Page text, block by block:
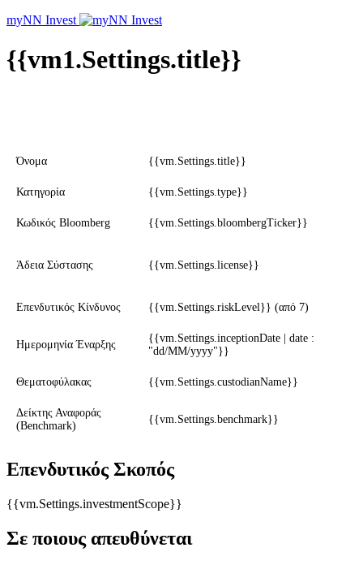
myNN Invest
{{vm1.Settings.title}}
Όνομα {{vm.Settings.title}}
Κατηγορία {{vm.Settings.type}}
Κωδικός Bloomberg {{vm.Settings.bloombergTicker}}
Άδεια Σύστασης {{vm.Settings.license}}
Επενδυτικός Κίνδυνος {{vm.Settings.riskLevel}} (από 7)
Ημερομηνία Έναρξης
{{vm.Settings.inceptionDate | date :
"dd/MM/yyyy"}}
Θεματοφύλακας {{vm.Settings.custodianName}}
Δείκτης Αναφοράς
(Benchmark)
{{vm.Settings.benchmark}}
Επενδυτικός Σκοπός
{{vm.Settings.investmentScope}}
Σε ποιους απευθύνεται